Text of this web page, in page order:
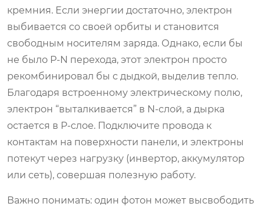
кремния. Если энергии достаточно, электрон
выбивается со своей орбиты и становится
свободным носителям заряда. Однако, если бы
не было P-N перехода, этот электрон просто
рекомбинировал бы с дыдкой, выделив тепло.
Благодаря встроенному электрическому полю,
электрон “выталкивается” в N-слой, а дырка
остается в P-слое. Подключите провода к
контактам на поверхности панели, и электроны
потекут через нагрузку (инвертор, аккумулятор
или сеть), совершая полезную работу.
Важно понимать: один фотон может высвободить